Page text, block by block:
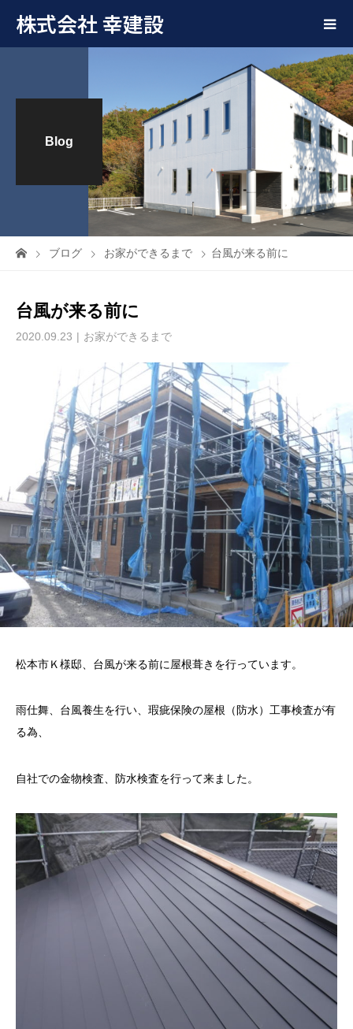
株式会社 幸建設
Blog
ブログ お家ができるまで 台風が来る前に
台風が来る前に
2020.09.23 お家ができるまで
松本市Ｋ様邸、台風が来る前に屋根葺きを行っています。
雨仕舞、台風養生を行い、瑕疵保険の屋根（防水）工事検査が有
る為、
自社での金物検査、防水検査を行って来ました。